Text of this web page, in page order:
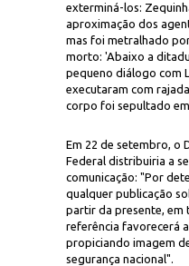
exterminá-los:
aproximação dos
mas foi metralhado
morto: 'Abaixo a
pequeno diálogo com
executaram com
corpo foi sepultado
Em 22 de setembro, o
Federal distribuiria a
comunicação: "Por
qualquer publicação
partir da presente, em
referência favorecerá
propiciando imagem
segurança nacional".